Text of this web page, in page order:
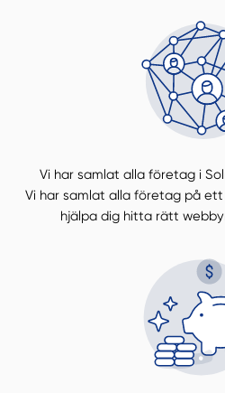
Vi har samlat alla företag i
Vi har samlat alla företag på
hjälpa dig hitta rätt